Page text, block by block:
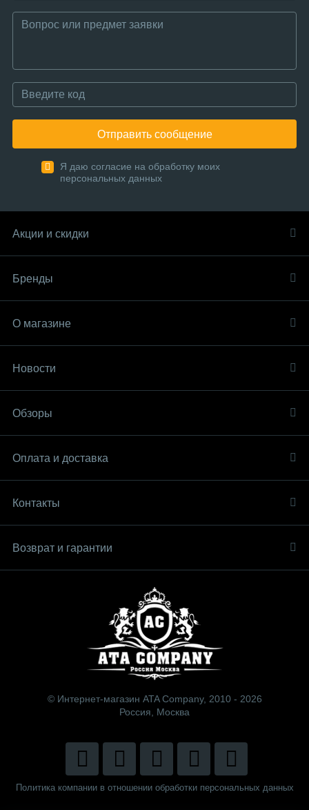
Отправить сообщение
Я даю согласие на обработку моих
персональных данных
Акции и скидки
Бренды
О магазине
Новости
Обзоры
Оплата и доставка
Контакты
Возврат и гарантии
© Интернет-магазин ATA Company, 2010 - 2026
Россия, Москва
Политика компании в отношении обработки персональных данных